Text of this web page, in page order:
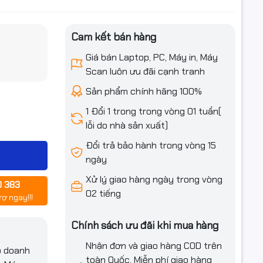
383
ngay!!!
doanh
Cam kết bán hàng
Giá bán Laptop, PC, Máy in, Máy
Scan luôn ưu đãi cạnh tranh
Sản phẩm chính hãng 100%
1 Đổi 1 trong trong vòng 01 tuần(
lỗi do nhà sản xuất)
Đổi trả bảo hành trong vòng 15
ngày
Xử lý giao hàng ngày trong vòng
02 tiếng
Chính sách ưu đãi khi mua hàng
Nhận đơn và giao hàng COD trên
toàn Quốc. Miễn phí giao hàng
Max
45%
ưu đãi